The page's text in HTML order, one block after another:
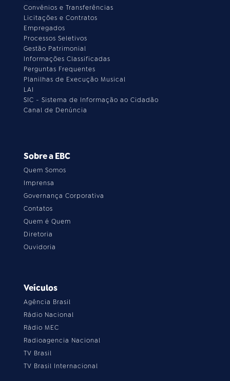
Convênios e Transferências
Licitações e Contratos
Empregados
Processos Seletivos
Gestão Patrimonial
Informações Classificadas
Perguntas Frequentes
Planilhas de Execução Musical
LAI
SIC - Sistema de Informação ao Cidadão
Canal de Denúncia
Sobre a EBC
Quem Somos
Imprensa
Governança Corporativa
Contatos
Quem é Quem
Diretoria
Ouvidoria
Veículos
Agência Brasil
Rádio Nacional
Rádio MEC
Radioagencia Nacional
TV Brasil
TV Brasil Internacional